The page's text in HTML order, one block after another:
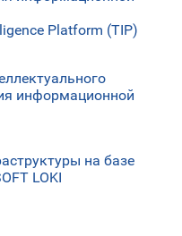
Platform (TIP)
информационной
на базе
LOKI